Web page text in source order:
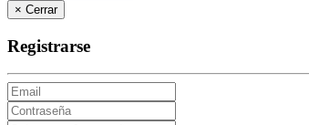
× Cerrar
Registrarse